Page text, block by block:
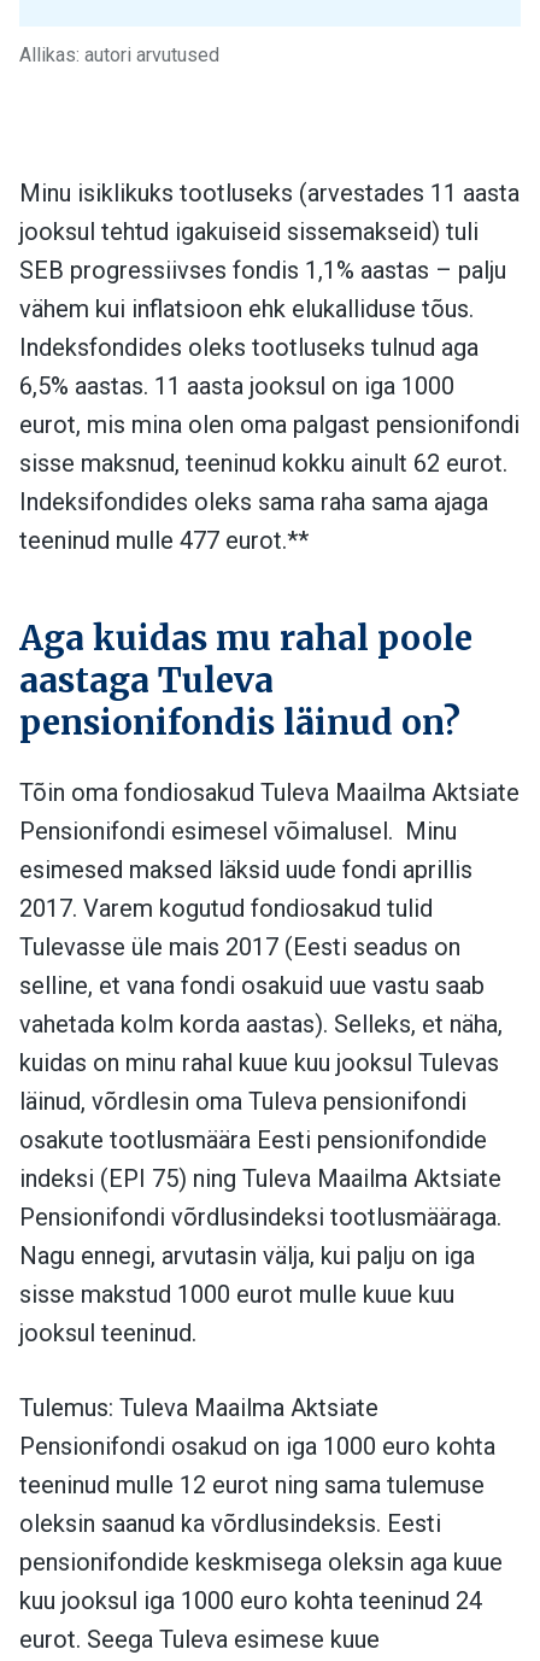
Allikas: autori arvutused
Minu isiklikuks tootluseks (arvestades 11 aasta
jooksul tehtud igakuiseid sissemakseid) tuli
SEB progressiivses fondis 1,1% aastas – palju
vähem kui inflatsioon ehk elukalliduse tõus.
Indeksfondides oleks tootluseks tulnud aga
6,5% aastas. 11 aasta jooksul on iga 1000
eurot, mis mina olen oma palgast pensionifondi
sisse maksnud, teeninud kokku ainult 62 eurot.
Indeksifondides oleks sama raha sama ajaga
teeninud mulle 477 eurot.**
Aga kuidas mu rahal poole
aastaga Tuleva
pensionifondis läinud on?
Tõin oma fondiosakud Tuleva Maailma Aktsiate
Pensionifondi esimesel võimalusel. Minu
esimesed maksed läksid uude fondi aprillis
2017. Varem kogutud fondiosakud tulid
Tulevasse üle mais 2017 (Eesti seadus on
selline, et vana fondi osakuid uue vastu saab
vahetada kolm korda aastas). Selleks, et näha,
kuidas on minu rahal kuue kuu jooksul Tulevas
läinud, võrdlesin oma Tuleva pensionifondi
osakute tootlusmäära Eesti pensionifondide
indeksi (EPI 75) ning Tuleva Maailma Aktsiate
Pensionifondi võrdlusindeksi tootlusmääraga.
Nagu ennegi, arvutasin välja, kui palju on iga
sisse makstud 1000 eurot mulle kuue kuu
jooksul teeninud.
Tulemus: Tuleva Maailma Aktsiate
Pensionifondi osakud on iga 1000 euro kohta
teeninud mulle 12 eurot ning sama tulemuse
oleksin saanud ka võrdlusindeksis. Eesti
pensionifondide keskmisega oleksin aga kuue
kuu jooksul iga 1000 euro kohta teeninud 24
eurot. Seega Tuleva esimese kuue